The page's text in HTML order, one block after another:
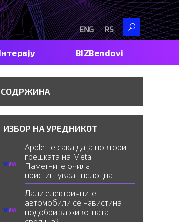
RS
ENG
Search
BIZBendovi
СОДРЖИНА
ИЗБОР НА УРЕДНИКОТ
Apple не сака да ја повтори
грешката на Meta:
Паметните очила
пристигнуваат подоцна
Дали електричните
автомобили се навистина
подобри за животната